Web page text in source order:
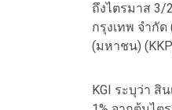
ถึงไตรมาส 3/
กรุงเทพ จำกั
(มหาชน)
KGI ระบุว่า